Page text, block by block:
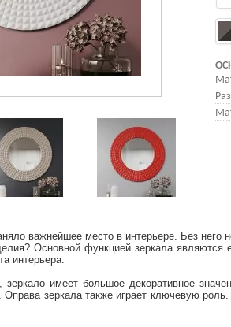
важнейшее место в интерьере. Без
Основной функцией зеркала
интерьера.
зеркало имеет большое декоративное
Оправа зеркала также играет ключевую